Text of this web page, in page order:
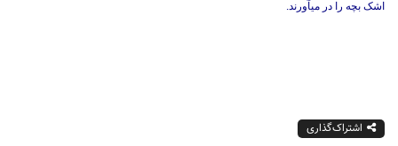
اشک بچه را در میآورند.
اشتراک‌گذاری